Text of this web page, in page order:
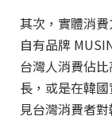
其次，實體消
自有品牌
台灣人消費佔
長，或是在韓
見台灣消費者